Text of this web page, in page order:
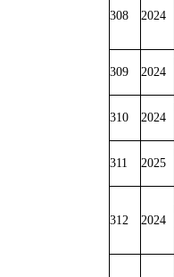
308 2024
309 2024
310 2024
311 2025
312 2024